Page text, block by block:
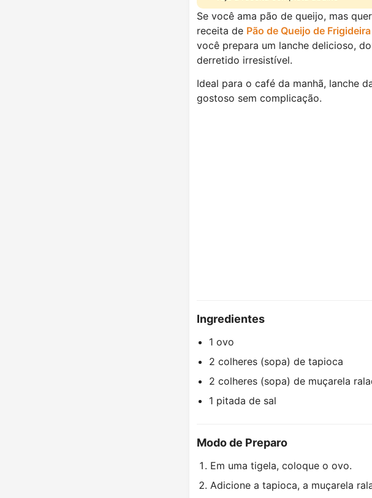
Se você ama pão de queijo, mas
receita de Pão de Queijo de Frigideira
você prepara um lanche delicioso,
derretido irresistível.
Ideal para o café da manhã, lanche
gostoso sem complicação.
Ingredientes
1 ovo
2 colheres (sopa) de tapioca
2 colheres (sopa) de muçarela
1 pitada de sal
Modo de Preparo
Em uma tigela, coloque o ovo.
Adicione a tapioca, a muçarela